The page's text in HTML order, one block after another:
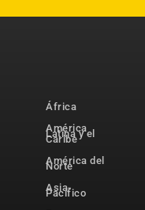
África
América
Latina y el
Caribe
América del
Norte
Asia-
Pacífico